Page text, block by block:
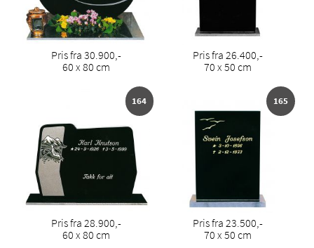
Pris fra 30.900,-
60 x 80 cm
Pris fra 26.400,-
70 x 50 cm
164
Pris fra 28.900,-
60 x 80 cm
165
Pris fra 23.500,-
70 x 50 cm